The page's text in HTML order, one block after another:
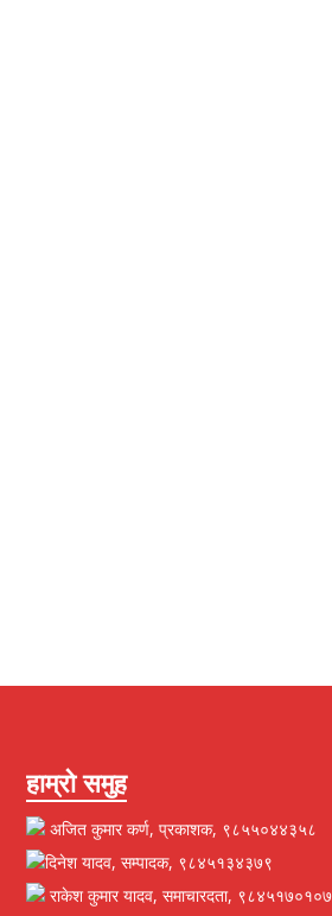
हाम्रो समुह
अजित कुमार कर्ण, प्रकाशक, ९८५५०४४३५८
दिनेश यादव, सम्पादक, ९८४५१३४३७९
राकेश कुमार यादव, समाचारदता, ९८४५१७०१०७